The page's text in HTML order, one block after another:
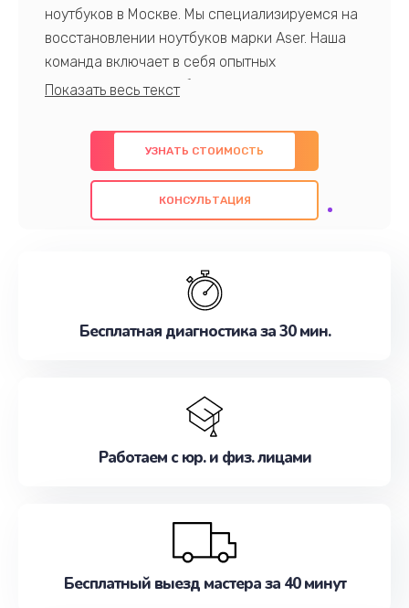
ноутбуков в Москве. Мы специализируемся на
восстановлении ноутбуков марки Aser. Наша
команда включает в себя опытных
профессионалов с обширными знаниями и
предлагаем быстрый и качественный ремонт с
использованием оригинальных компонентов, а
также гарантируем качество всех
проведенных работ. Наша цель - предоставить
наилучшим образом. Не медлите записаться на
УЗНАТЬ СТОИМОСТЬ
КОНСУЛЬТАЦИЯ
Бесплатная диагностика за 30 мин.
Работаем с юр. и физ. лицами
Бесплатный выезд мастера за 40 минут